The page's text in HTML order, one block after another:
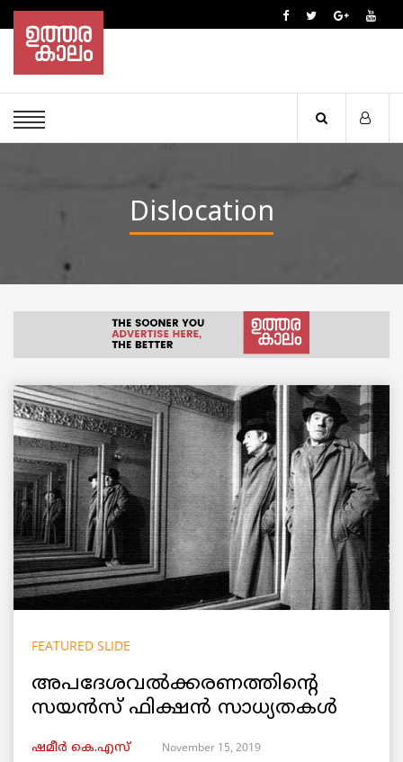
Dislocation
FEATURED SLIDE
അപദേശവൽക്കരണത്തിന്റെ
സയന്‍സ്‌ ഫിക്ഷൻ സാധ്യതകൾ
ഷമീര്‍ കെ.എസ് November 15, 2019